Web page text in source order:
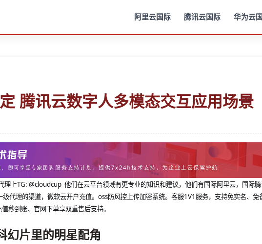
阿里云国际 腾讯云国际 华为云
腾讯云数字人多模态交互应用场景
理上TG: @cloudcup 他们在云平台领域有更专业的知识和建议，他们有国际阿里云，国际
代理的渠道，微软云开户充值。oss防风控上传加密系统。客服1V1服务，支持免实名、免
秒到账、官网下单享双重售后支持。
幻片里的明星配角